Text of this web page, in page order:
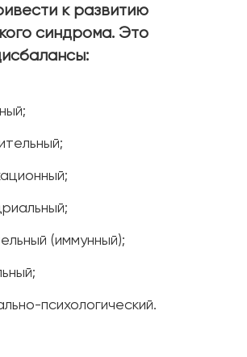
к развитию
синдрома. Это
(иммунный);
психологический.